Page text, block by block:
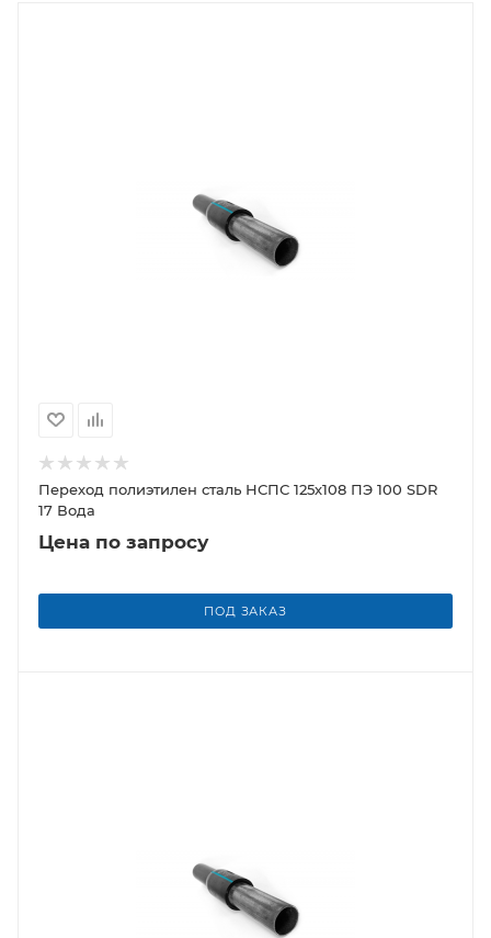
Переход полиэтилен сталь НСПС 125х108 ПЭ 100 SDR
17 Вода
Цена по запросу
ПОД ЗАКАЗ